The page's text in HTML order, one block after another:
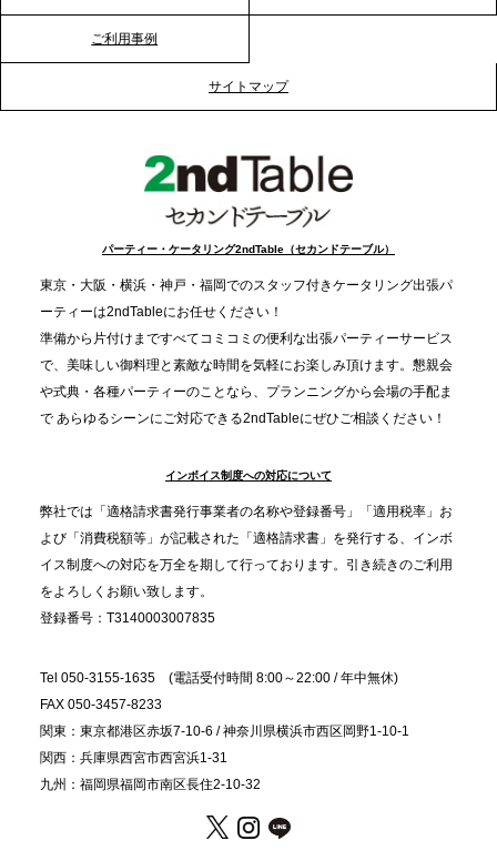
2025.12.12
事提供を実施へ
TBS「Nスタ」で、2ndTable「1DISH」が紹介され
2025.11.21
プレスリリースのご案内｜忘年会は“移動時間ゼロ
分”の時代へ。法人注文が前年比5倍に伸びた「宅配
オードブル」が提案する、新しい乾杯文化
プレスリリースのご案内｜職場で完結する“忘年会・
納会ケータリング”が人気。幹事負担を軽減し、社内
コミュニケーションを促進
ご利用事例
サイトマップ
パーティー・ケータリング2ndTable（セカンドテーブル）
東京・大阪・横浜・神戸・福岡でのスタッフ付きケータリング出張パ
ーティーは2ndTableにお任せください！
準備から片付けまですべてコミコミの便利な出張パーティーサービス
で、美味しい御料理と素敵な時間を気軽にお楽しみ頂けます。懇親会
や式典・各種パーティーのことなら、プランニングから会場の手配ま
で あらゆるシーンにご対応できる2ndTableにぜひご相談ください！
インボイス制度への対応について
弊社では「適格請求書発行事業者の名称や登録番号」「適用税率」お
よび「消費税額等」が記載された「適格請求書」を発行する、インボ
イス制度への対応を万全を期して行っております。引き続きのご利用
をよろしくお願い致します。
登録番号：T3140003007835
Tel 050-3155-1635 (電話受付時間 8:00～22:00 / 年中無休)
FAX 050-3457-8233
関東：東京都港区赤坂7-10-6 / 神奈川県横浜市西区岡野1-10-1
関西：兵庫県西宮市西宮浜1-31
九州：福岡県福岡市南区長住2-10-32